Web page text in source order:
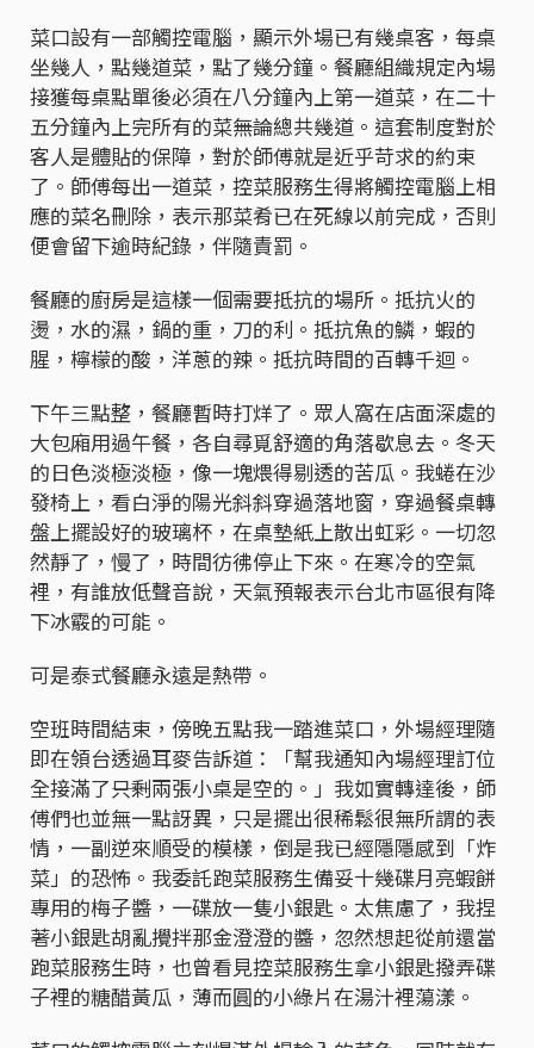
菜口設有一部觸控電腦，顯示外場已有幾桌客，每桌
坐幾人，點幾道菜，點了幾分鐘。餐廳組織規定內場
接獲每桌點單後必須在八分鐘內上第一道菜，在二十
五分鐘內上完所有的菜――無論總共幾道。這套制度對於
客人是體貼的保障，對於師傅就是近乎苛求的約束
了。師傅每出一道菜，控菜服務生得將觸控電腦上相
應的菜名刪除，表示那菜肴已在死線以前完成，否則
便會留下逾時紀錄，伴隨責罰。
餐廳的廚房是這樣一個需要抵抗的場所。抵抗火的
燙，水的濕，鍋的重，刀的利。抵抗魚的鱗，蝦的
腥，檸檬的酸，洋蔥的辣。抵抗時間的百轉千迴。
下午三點整，餐廳暫時打烊了。眾人窩在店面深處的
大包廂用過午餐，各自尋覓舒適的角落歇息去。冬天
的日色淡極淡極，像一塊煨得剔透的苦瓜。我蜷在沙
發椅上，看白淨的陽光斜斜穿過落地窗，穿過餐桌轉
盤上擺設好的玻璃杯，在桌墊紙上散出虹彩。一切忽
然靜了，慢了，時間彷彿停止下來。在寒冷的空氣
裡，有誰放低聲音說，天氣預報表示台北市區很有降
下冰霰的可能。
可是泰式餐廳永遠是熱帶。
空班時間結束，傍晚五點我一踏進菜口，外場經理隨
即在領台透過耳麥告訴道：「幫我通知內場經理訂位
全接滿了――只剩兩張小桌是空的。」我如實轉達後，師
傅們也並無一點訝異，只是擺出很稀鬆很無所謂的表
情，一副逆來順受的模樣，倒是我已經隱隱感到「炸
菜」的恐怖。我委託跑菜服務生備妥十幾碟月亮蝦餅
專用的梅子醬，一碟放一隻小銀匙。太焦慮了，我捏
著小銀匙胡亂攪拌那金澄澄的醬，忽然想起從前還當
跑菜服務生時，也曾看見控菜服務生拿小銀匙撥弄碟
子裡的糖醋黃瓜，薄而圓的小綠片在湯汁裡蕩漾。